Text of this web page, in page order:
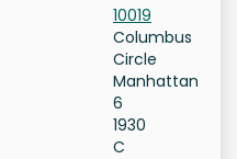
10019
Columbus
Circle
Manhattan
6
1930
C